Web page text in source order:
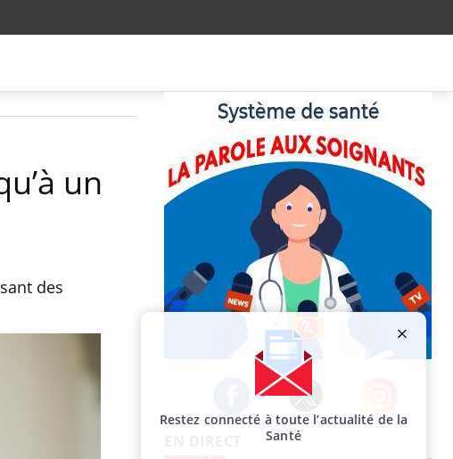
un
des
Facebook Twitter Instagram
Restez connecté à toute l’actualité de la
Santé